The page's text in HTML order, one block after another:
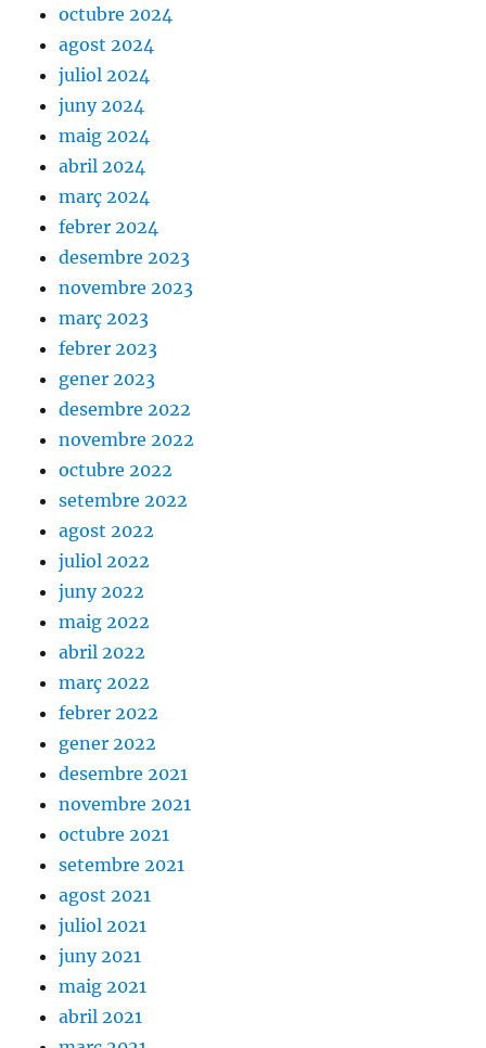
octubre 2024
agost 2024
juliol 2024
juny 2024
maig 2024
abril 2024
març 2024
febrer 2024
desembre 2023
novembre 2023
març 2023
febrer 2023
gener 2023
desembre 2022
novembre 2022
octubre 2022
setembre 2022
agost 2022
juliol 2022
juny 2022
maig 2022
abril 2022
març 2022
febrer 2022
gener 2022
desembre 2021
novembre 2021
octubre 2021
setembre 2021
agost 2021
juliol 2021
juny 2021
maig 2021
abril 2021